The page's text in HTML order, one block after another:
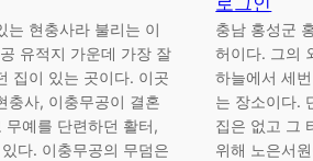
는 현충사라 불리는 이
유적지 가운데 가장 잘
집이 있는 곳이다. 이곳
충사, 이충무공이 결혼
예를 단련하던 활터,
다. 이충무공의 무덤은
충남 홍성군
허이다. 그의
하늘에서 세
는 장소이다.
집은 없고 그
위해 노은서